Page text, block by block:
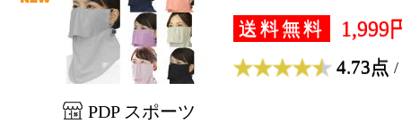
送料無料 1,999
4.73点 /
PDP スポーツ